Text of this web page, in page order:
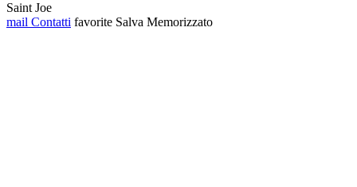
Saint Joe
mail Contatti favorite Salva Memorizzato